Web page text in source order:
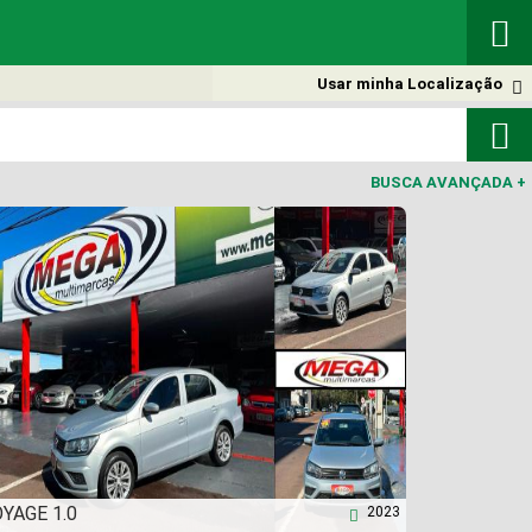


Usar minha Localização

BUSCA AVANÇADA +
1.0 2023
